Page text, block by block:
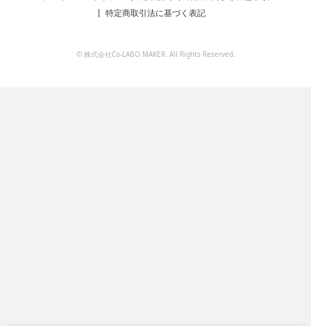
特定商取引法に基づく表記
© 株式会社Co-LABO MAKER. All Rights Reserved.